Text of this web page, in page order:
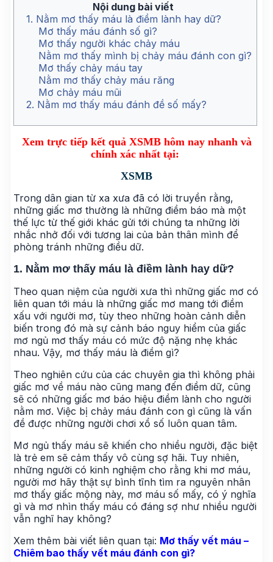
Nội dung bài viết
1. Nằm mơ thấy máu là điềm lành hay dữ?
Mơ thấy máu đánh số gì?
Mơ thấy người khác chảy máu
Nằm mơ thấy mình bị chảy máu đánh con gì?
Mơ thấy chảy máu tay
Nằm mơ thấy chảy máu răng
Mơ chảy máu mũi
2. Nằm mơ thấy máu đánh đề số mấy?
Xem trực tiếp kết quả XSMB hôm nay nhanh và
chính xác nhất tại:
XSMB
Trong dân gian từ xa xưa đã có lời truyền rằng,
những giấc mơ thường là những điềm báo mà một
thế lực từ thế giới khác gửi tới chúng ta những lời
nhắc nhở đối với tương lai của bản thân mình để
phòng tránh những điều dữ.
1. Nằm mơ thấy máu là điềm lành hay dữ?
Theo quan niệm của người xưa thì những giấc mơ có
liên quan tới máu là những giấc mơ mang tới điềm
xấu với người mơ, tùy theo những hoàn cảnh diễn
biến trong đó mà sự cảnh báo nguy hiểm của giấc
mơ ngủ mơ thấy máu có mức độ nặng nhẹ khác
nhau. Vậy, mơ thấy máu là điềm gì?
Theo nghiên cứu của các chuyên gia thì không phải
giấc mơ về máu nào cũng mang đến điềm dữ, cũng
sẽ có những giấc mơ báo hiệu điềm lành cho người
nằm mơ. Việc bị chảy máu đánh con gì cũng là vấn
đề được những người chơi xổ số luôn quan tâm.
Mơ ngủ thấy máu sẽ khiến cho nhiều người, đặc biệt
là trẻ em sẽ cảm thấy vô cùng sợ hãi. Tuy nhiên,
những người có kinh nghiệm cho rằng khi mơ máu,
người mơ hãy thật sự bình tĩnh tìm ra nguyên nhân
mơ thấy giấc mộng này, mơ máu số mấy, có ý nghĩa
gì và mơ nhìn thấy máu có đáng sợ như nhiều người
vẫn nghĩ hay không?
Xem thêm bài viết liên quan tại: Mơ thấy vết máu –
Chiêm bao thấy vết máu đánh con gì?